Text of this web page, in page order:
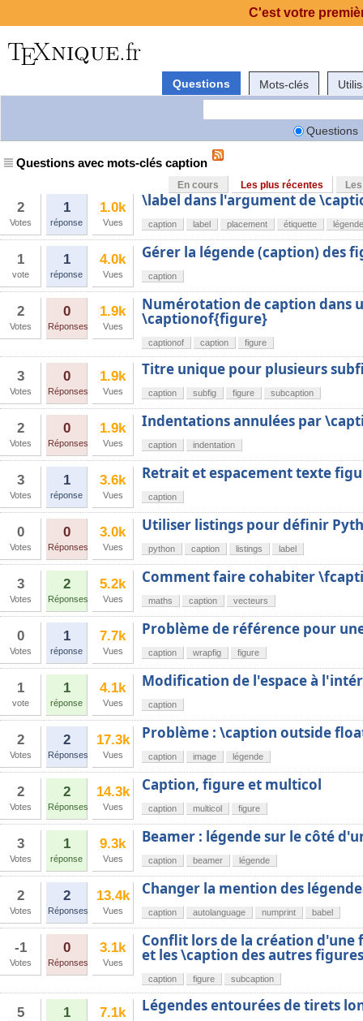
Questions Mots-clés
Questions
Questions avec mots-clés caption
En cours Les plus récentes
2
Votes
1
réponse
1.0k
Vues
\label dans l'argument de
caption label placement étiquette légende
1
vote
1
réponse
4.0k
Vues
Gérer la légende (caption) des
caption
2
Votes
0
Réponses
1.9k
Vues
Numérotation de caption dans
\captionof{figure}
captionof caption figure
3
Votes
0
Réponses
1.9k
Vues
Titre unique pour plusieurs
caption subfig figure subcaption
2
Votes
0
Réponses
1.9k
Vues
Indentations annulées par
caption indentation
3
Votes
1
réponse
3.6k
Vues
Retrait et espacement texte
caption
0
Votes
0
Réponses
3.0k
Vues
Utiliser listings pour définir
python caption listings label
3
Votes
2
Réponses
5.2k
Vues
Comment faire cohabiter
maths caption vecteurs
0
Votes
1
réponse
7.7k
Vues
Problème de référence pour
caption wrapfig figure
1
vote
1
réponse
4.1k
Vues
Modification de l'espace à
caption
2
Votes
2
Réponses
17.3k
Vues
Problème : \caption outside
caption image légende
2
Votes
2
Réponses
14.3k
Vues
Caption, figure et multicol
caption multicol figure
3
Votes
1
réponse
9.3k
Vues
Beamer : légende sur le côté
caption beamer légende
2
Votes
2
Réponses
13.4k
Vues
Changer la mention des
caption autolanguage numprint babel
-1
Votes
0
Réponses
3.1k
Vues
Conflit lors de la création
et les \caption des autres figures
caption figure subcaption
5 1 7.1k Légendes entourées de tirets
C'est votre